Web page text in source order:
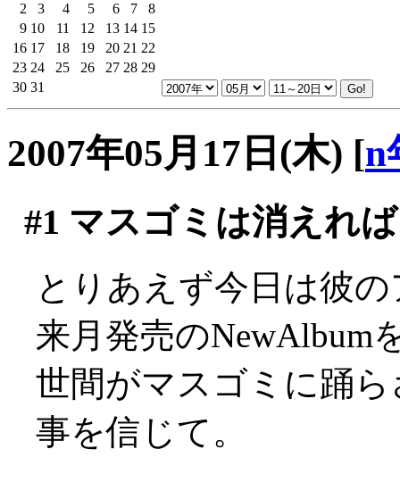
2
3 4 5 6 7
8
9 10 11 12 13 14 15
16 17 18 19 20 21 22
23 24 25 26 27 28 29
30 31
2007年05月17日(木) [n
#1 マスゴミは消えれ
とりあえず今日は彼
来月発売のNewAlbum
世間がマスゴミに踊
事を信じて。